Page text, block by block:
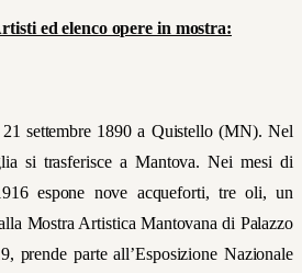
ed elenco opere in mostra:
settembre 1890 a Quistello (MN). Nel
si trasferisce a Mantova. Nei mesi di
espone nove acqueforti, tre oli, un
Mostra Artistica Mantovana di Palazzo
prende parte all’Esposizione Nazionale